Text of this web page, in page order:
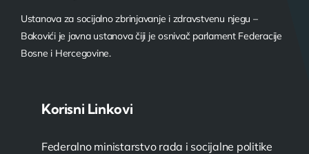
Ustanova za socijalno zbrinjavanje i zdravstvenu njegu –
Bakovići je javna ustanova čiji je osnivač parlament Federacije
Bosne i Hercegovine.
Korisni Linkovi
Federalno ministarstvo rada i socijalne politike